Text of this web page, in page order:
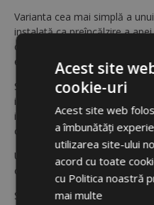
Varianta cea mai simplă a
instalată ca preîncălzire a
complementar la un sistem
electric existent).
Sistemul include un boiler cu
instalăm și o rezistență
independent ce poate asigura
complet nouă.
Un boiler cu 2 serpentine se
o centrală pe gaz sau biomasă.
Sistemul solar-termal este
Acest site
cookie-uri
Acest site web
a îmbunătăți
utilizarea site-ului
acord cu toate
cu Politica noastră
mai multe